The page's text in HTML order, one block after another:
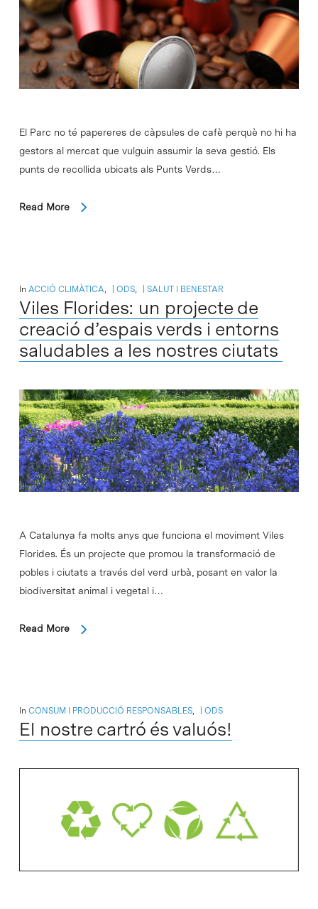
El Parc no té papereres de càpsules de cafè perquè no hi ha
gestors al mercat que vulguin assumir la seva gestió. Els
punts de recollida ubicats als Punts Verds…
Read More
In ACCIÓ CLIMÀTICA ODS, SALUT I BENESTAR
Viles Florides: un projecte de
creació d’espais verds i entorns
saludables a les nostres ciutats
A Catalunya fa molts anys que funciona el moviment Viles
Florides. És un projecte que promou la transformació de
pobles i ciutats a través del verd urbà, posant en valor la
biodiversitat animal i vegetal i…
Read More
In CONSUM I PRODUCCIÓ RESPONSABLES, ODS
El nostre cartró és valuós!